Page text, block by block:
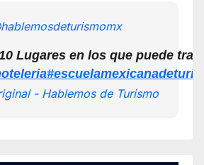
Lugares en los que puede
- Hablemos de Turismo